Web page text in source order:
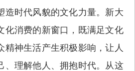
造时代风貌的文化力量。新大
化消费的新窗口，既满足文化
精神生活产生积极影响，让人
、理解他人、拥抱时代。从这